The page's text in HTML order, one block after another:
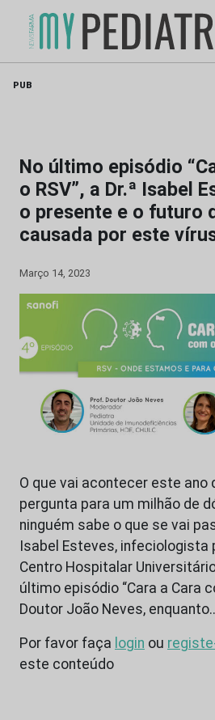
PUB
No último episódio
o RSV”, a Dr.ª Isabel
o presente e o futuro
causada por este
Março 14, 2023
O que vai acontecer este ano
pergunta para um milhão de
ninguém sabe o que se vai
Isabel Esteves, infeciologista
Centro Hospitalar
último episódio “Cara a Cara
Doutor João Neves,
Por favor faça login ou
este conteúdo